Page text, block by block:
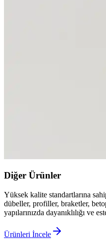
Diğer Ürünler
Yüksek kalite standartlarına
dübeller, profiller, braketler,
yapılarınızda dayanıklılığı ve
Ürünleri İncele